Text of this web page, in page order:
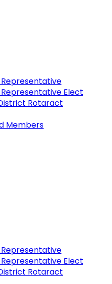
Elect
Rotaract
Members
Elect
Rotaract